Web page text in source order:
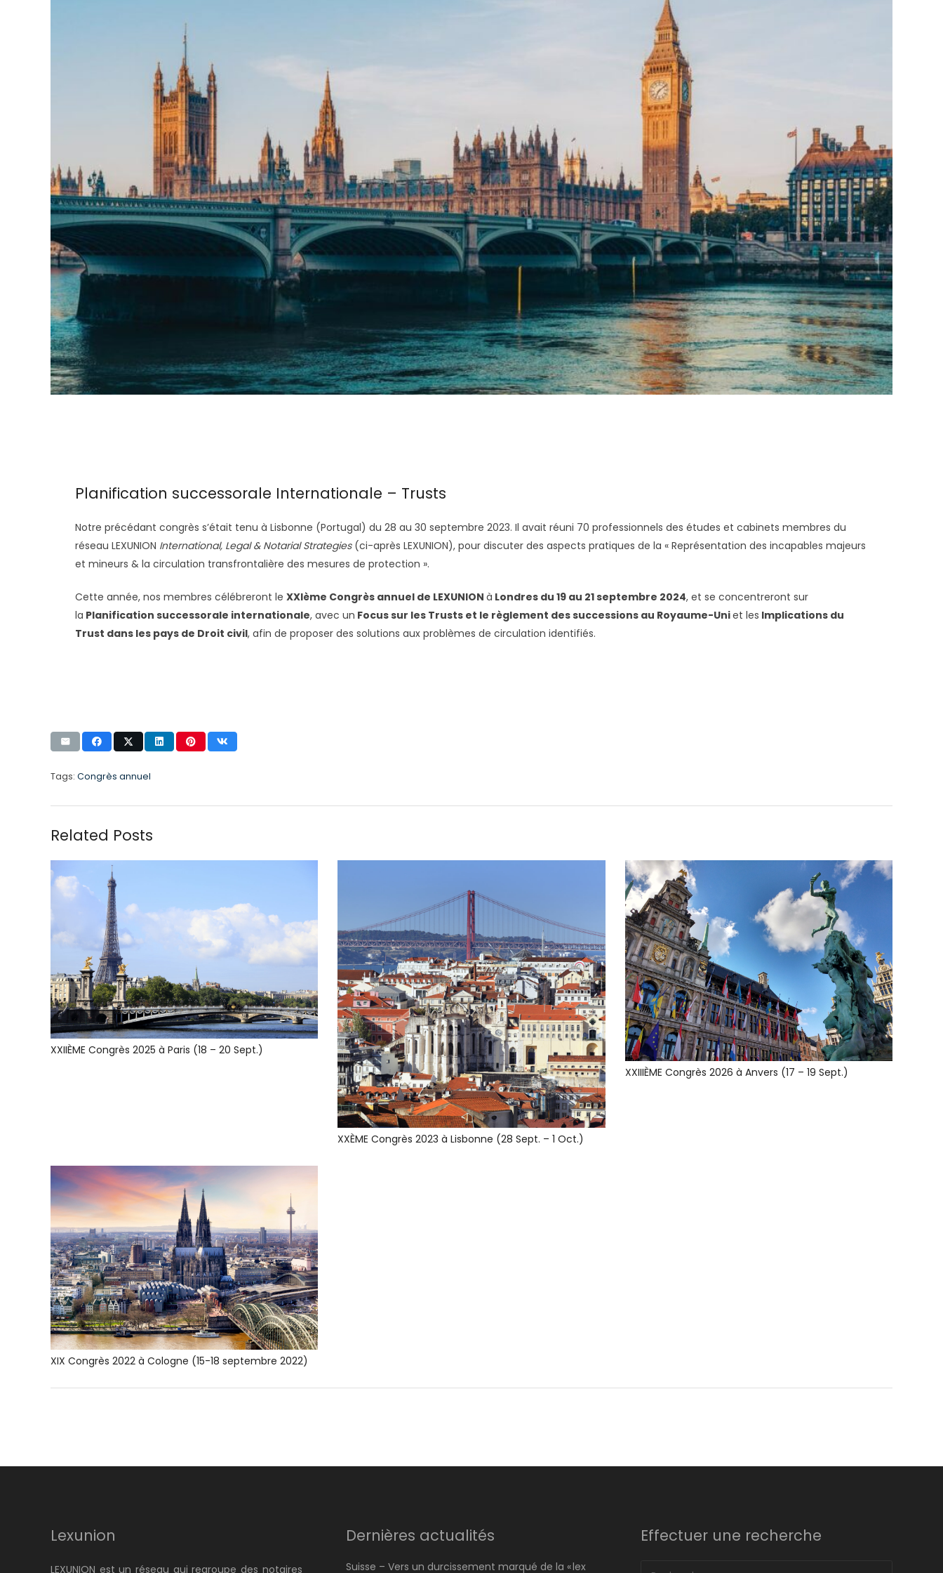
Planification successorale Internationale – Trusts
Notre précédant congrès s’était tenu à Lisbonne (Portugal) du 28 au 30 septembre 2023. Il avait réuni 70 professionnels des études et cabinets membres du
réseau LEXUNION International, Legal & Notarial Strategies(ci-après LEXUNION), pour discuter des aspects pratiques de la « Représentation des incapables majeurs
et mineurs & la circulation transfrontalière des mesures de protection ».
Cette année, nos membres célébreront le XXIème Congrès annuel de LEXUNION à Londres du 19 au 21 septembre 2024, et se concentreront sur
la Planification successorale internationale, avec un Focus sur les Trusts et le règlement des successions au Royaume-Uniet les Implications du
Trust dans les pays de Droit civil, afin de proposer des solutions aux problèmes de circulation identifiés.
Tags: Congrès annuel
Related Posts
XXIIÈME Congrès 2025 à Paris (18 – 20 Sept.)
XXÈME Congrès 2023 à Lisbonne (28 Sept. – 1 Oct.)
XXIIIÈME Congrès 2026 à Anvers (17 – 19 Sept.)
XIX Congrès 2022 à Cologne (15-18 septembre 2022)
Lexunion
LEXUNION est un réseau qui regroupe des notaires
Dernières actualités
Suisse – Vers un durcissement marqué de la « lex
Effectuer une recherche
Rechercher :